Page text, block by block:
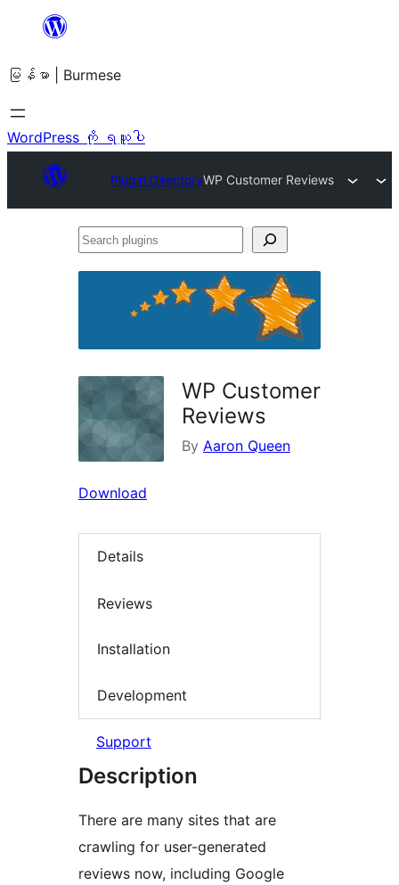
အကြောင်းအရာ
ကျော်သွား
ရန်
မြန်မာ | Burmese
WordPress ကို ရယူပါ
Plugin DirectoryWP Customer Reviews
Search
WP Customer
Reviews
By Aaron Queen
Download
Details
Reviews
Installation
Development
Support
Description
There are many sites that are
crawling for user-generated
reviews now, including Google